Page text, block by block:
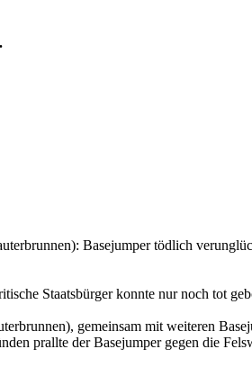
Basejumper tödlich
Staatsbürger konnte nur noch tot
gemeinsam mit weiteren
prallte der Basejumper gegen die